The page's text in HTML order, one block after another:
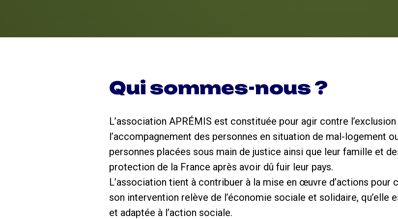
Qui sommes-nous ?
L’association APRÉMIS est constituée pour agir contre
l’accompagnement des personnes en situation de mal-logement
personnes placées sous main de justice ainsi que leur famille et
protection de la France après avoir dû fuir leur pays.
L’association tient à contribuer à la mise en œuvre d’actions pour
son intervention relève de l’économie sociale et solidaire,
et adaptée à l’action sociale.